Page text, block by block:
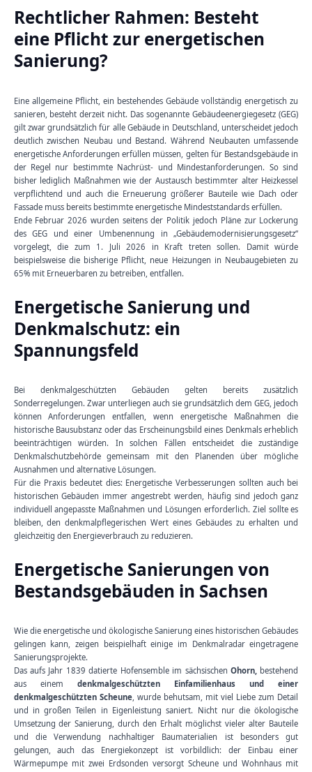
Rechtlicher Rahmen: Besteht
eine Pflicht zur energetischen
Sanierung?
Eine allgemeine Pflicht, ein bestehendes Gebäude vollständig energetisch zu
sanieren, besteht derzeit nicht. Das sogenannte Gebäudeenergiegesetz (GEG)
gilt zwar grundsätzlich für alle Gebäude in Deutschland, unterscheidet jedoch
deutlich zwischen Neubau und Bestand. Während Neubauten umfassende
energetische Anforderungen erfüllen müssen, gelten für Bestandsgebäude in
der Regel nur bestimmte Nachrüst- und Mindestanforderungen. So sind
bisher lediglich Maßnahmen wie der Austausch bestimmter alter Heizkessel
verpflichtend und auch die Erneuerung größerer Bauteile wie Dach oder
Fassade muss bereits bestimmte energetische Mindeststandards erfüllen.
Ende Februar 2026 wurden seitens der Politik jedoch Pläne zur Lockerung
des GEG und einer Umbenennung in „Gebäudemodernisierungsgesetz“
vorgelegt, die zum 1. Juli 2026 in Kraft treten sollen. Damit würde
beispielsweise die bisherige Pflicht, neue Heizungen in Neubaugebieten zu
65% mit Erneuerbaren zu betreiben, entfallen.
Energetische Sanierung und
Denkmalschutz: ein
Spannungsfeld
Bei denkmalgeschützten Gebäuden gelten bereits zusätzlich
Sonderregelungen. Zwar unterliegen auch sie grundsätzlich dem GEG, jedoch
können Anforderungen entfallen, wenn energetische Maßnahmen die
historische Bausubstanz oder das Erscheinungsbild eines Denkmals erheblich
beeinträchtigen würden. In solchen Fällen entscheidet die zuständige
Denkmalschutzbehörde gemeinsam mit den Planenden über mögliche
Ausnahmen und alternative Lösungen.
Für die Praxis bedeutet dies: Energetische Verbesserungen sollten auch bei
historischen Gebäuden immer angestrebt werden, häufig sind jedoch ganz
individuell angepasste Maßnahmen und Lösungen erforderlich. Ziel sollte es
bleiben, den denkmalpflegerischen Wert eines Gebäudes zu erhalten und
gleichzeitig den Energieverbrauch zu reduzieren.
Energetische Sanierungen von
Bestandsgebäuden in Sachsen
Wie die energetische und ökologische Sanierung eines historischen Gebäudes
gelingen kann, zeigen beispielhaft einige im Denkmalradar eingetragene
Sanierungsprojekte.
Das aufs Jahr 1839 datierte Hofensemble im sächsischen Ohorn, bestehend
aus einem denkmalgeschützten Einfamilienhaus und einer
denkmalgeschützten Scheune, wurde behutsam, mit viel Liebe zum Detail
und in großen Teilen in Eigenleistung saniert. Nicht nur die ökologische
Umsetzung der Sanierung, durch den Erhalt möglichst vieler alter Bauteile
und die Verwendung nachhaltiger Baumaterialien ist besonders gut
gelungen, auch das Energiekonzept ist vorbildlich: der Einbau einer
Wärmepumpe mit zwei Erdsonden versorgt Scheune und Wohnhaus mit